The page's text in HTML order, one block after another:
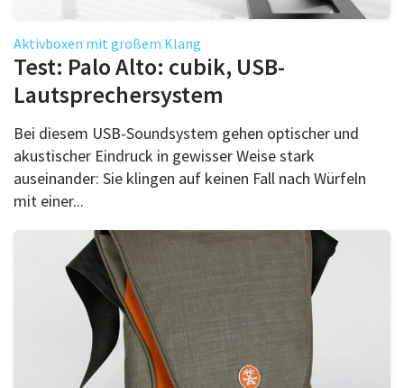
Aktivboxen mit großem Klang
Test: Palo Alto: cubik, USB-
Lautsprechersystem
Bei diesem USB-Soundsystem gehen optischer und
akustischer Eindruck in gewisser Weise stark
auseinander: Sie klingen auf keinen Fall nach Würfeln
mit einer...